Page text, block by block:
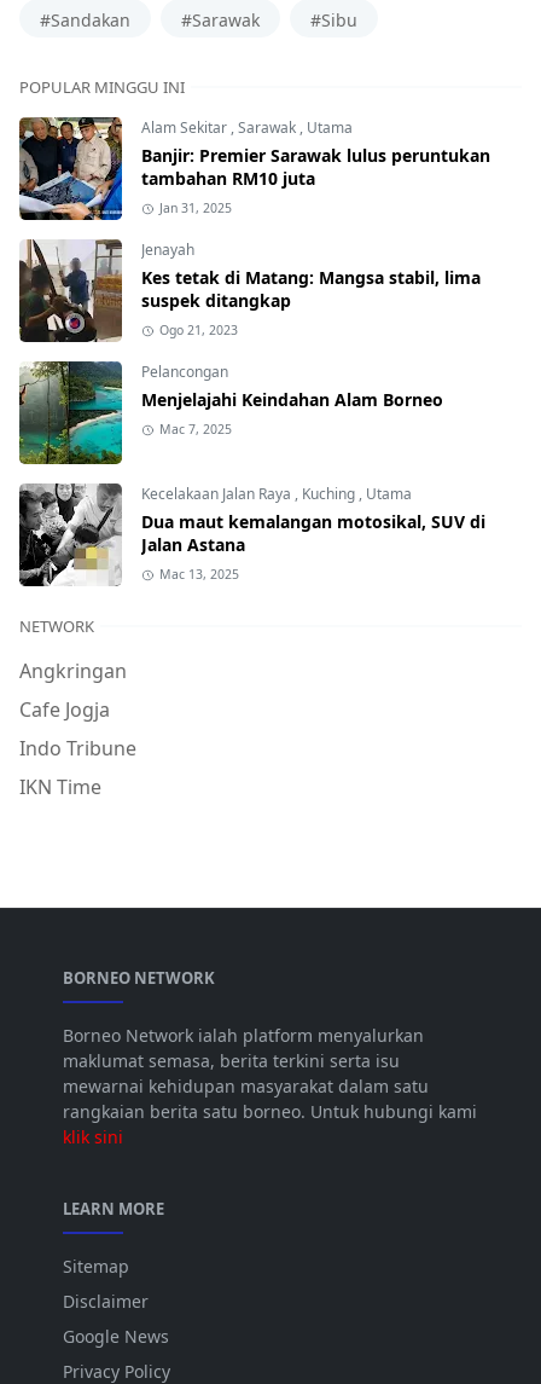
#Sandakan #Sarawak #Sibu
POPULAR MINGGU INI
Alam Sekitar,Sarawak, Utama
Banjir: Premier Sarawak lulus peruntukan
tambahan RM10 juta
Jan 31, 2025
Jenayah
Kes tetak di Matang: Mangsa stabil, lima
suspek ditangkap
Ogo 21, 2023
Pelancongan
Menjelajahi Keindahan Alam Borneo
Mac 7, 2025
Kecelakaan Jalan Raya , Kuching, Utama
Dua maut kemalangan motosikal, SUV di
Jalan Astana
Mac 13, 2025
NETWORK
Angkringan
Cafe Jogja
Indo Tribune
IKN Time
BORNEO NETWORK
Borneo Network ialah platform menyalurkan
maklumat semasa, berita terkini serta isu
mewarnai kehidupan masyarakat dalam satu
rangkaian berita satu borneo. Untuk hubungi kami
klik sini
LEARN MORE
Sitemap
Disclaimer
Google News
Privacy Policy